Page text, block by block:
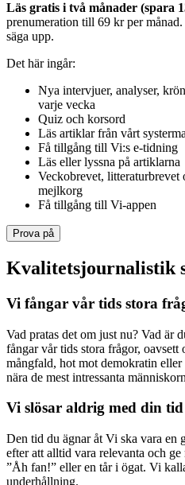
Läs gratis i två månader (spara
prenumeration till 69 kr per
säga upp.
Det här ingår:
Nya intervjuer, analyser,
varje vecka
Quiz och korsord
Läs artiklar från vårt
Få tillgång till Vi:s e-tidning
Läs eller lyssna på artiklarna
Veckobrevet,
mejlkorg
Få tillgång till Vi-appen
Prova på
Kvalitetsjournalistik
Vi fångar vår tids stora
Vad pratas det om just nu? Vad är
fångar vår tids stora frågor,
mångfald, hot mot demokratin
nära de mest intressanta
Vi slösar aldrig med din tid
Den tid du ägnar åt Vi ska vara en
efter att alltid vara relevanta och
”Åh fan!” eller en tår i ögat. Vi
underhållning.